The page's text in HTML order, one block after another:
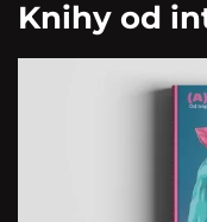
Knihy od